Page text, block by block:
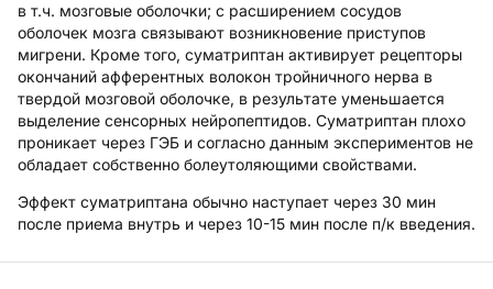
в т.ч. мозговые оболочки; с расширением сосудов
оболочек мозга связывают возникновение приступов
мигрени. Кроме того, суматриптан активирует рецепторы
окончаний афферентных волокон тройничного нерва в
твердой мозговой оболочке, в результате уменьшается
выделение сенсорных нейропептидов. Суматриптан плохо
проникает через ГЭБ и согласно данным экспериментов не
обладает собственно болеутоляющими свойствами.
Эффект суматриптана обычно наступает через 30 мин
после приема внутрь и через 10-15 мин после п/к введения.